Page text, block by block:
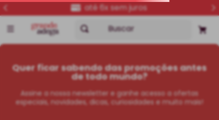
até 6x sem juros
Buscar
Quer ficar sabendo das promoções antes
de todo mundo?
Assine a nossa newsletter e ganhe acesso a ofertas
especiais, novidades, dicas, curiosidades e muito mais!